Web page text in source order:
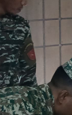
(CCTV);
é preparar e
a
o seu
FDTL.